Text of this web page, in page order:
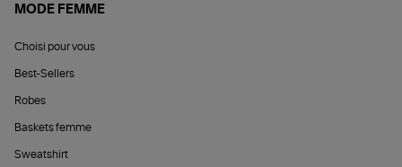
MODE FEMME
Choisi pour vous
Best-Sellers
Robes
Baskets femme
Sweatshirt